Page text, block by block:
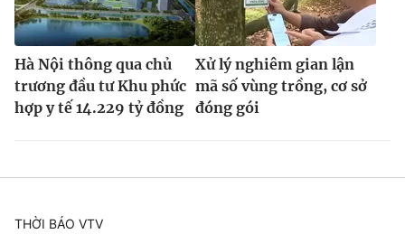
Hà Nội thông qua chủ
trương đầu tư Khu phức
hợp y tế 14.229 tỷ đồng
Xử lý nghiêm gian lận
mã số vùng trồng, cơ sở
đóng gói
THỜI BÁO VTV